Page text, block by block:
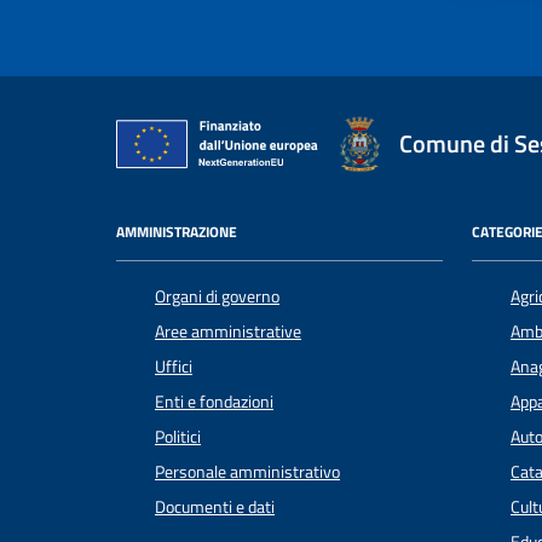
Comune di
AMMINISTRAZIONE
Organi di governo
Aree amministrative
Uffici
Enti e fondazioni
Politici
Personale amministrativo
Documenti e dati